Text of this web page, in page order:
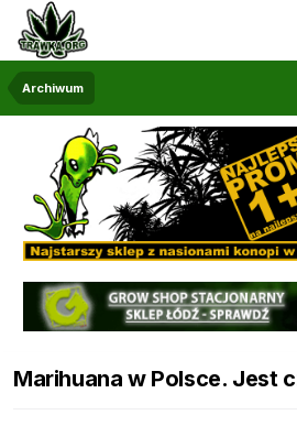
Archiwum
Marihuana w Polsce. Jest